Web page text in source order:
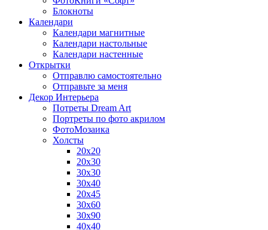
Блокноты
Календари
Календари магнитные
Календари настольные
Календари настенные
Открытки
Отправлю самостоятельно
Отправьте за меня
Декор Интерьера
Потреты Dream Art
Портреты по фото акрилом
ФотоМозаика
Холсты
20х20
20х30
30х30
30х40
20х45
30х60
30х90
40х40